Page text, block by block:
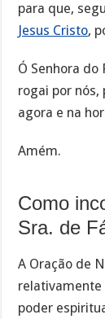
para que,
Jesus Cristo,
Ó Senhora do
rogai por nós,
agora e na
Amém.
Como
Sra. de
A Oração de
relativamente
poder